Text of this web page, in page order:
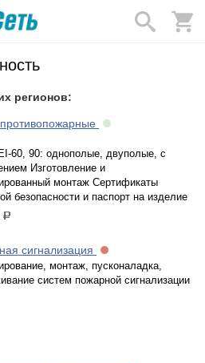
регионов:
60, 90: однополые, двуполые, с
Изготовление и
монтаж Сертификаты
безопасности и паспорт на изделие
р.
сигнализация
монтаж, пусконаладка,
систем пожарной сигнализации